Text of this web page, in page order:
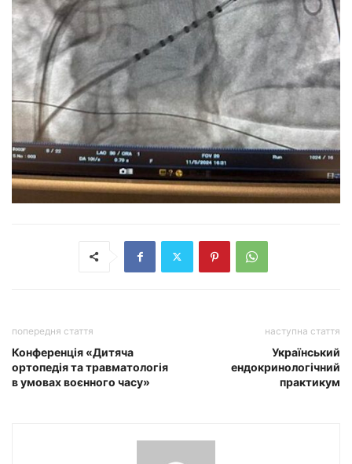
попередня стаття
Конференція «Дитяча
ортопедія та травматологія
в умовах воєнного часу»
наступна стаття
Український
ендокринологічний
практикум